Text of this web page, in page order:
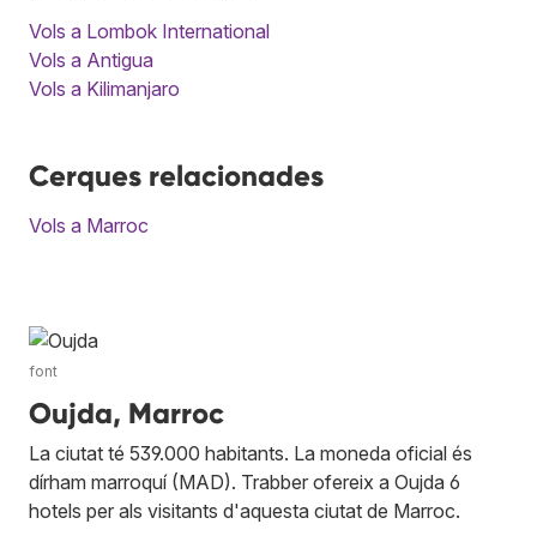
Vols a Lombok International
Vols a Antigua
Vols a Kilimanjaro
Cerques relacionades
Vols a Marroc
font
Oujda, Marroc
La ciutat té 539.000 habitants. La moneda oficial és
dírham marroquí (MAD). Trabber ofereix a Oujda 6
hotels per als visitants d'aquesta ciutat de Marroc.